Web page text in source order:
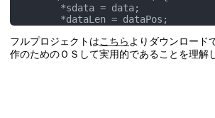
int dataLen;
            setup();
while (true )
            {
                loop();
        *sdata = data;
        *dataLen = dataPos;
        *sdata =
NULL;
        *dataLen =
0;
フルプロジェクトはこちら よりダウンロード
作のためのＯＳして実用的であることを理解